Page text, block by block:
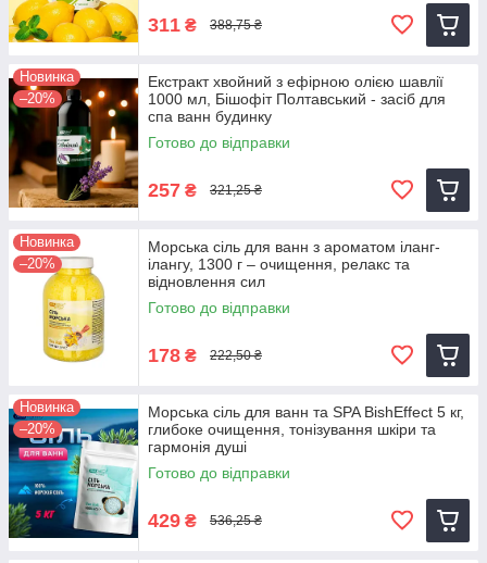
311 ₴ 388,75 ₴
Новинка
–20%
Екстракт хвойний з ефірною олією шавлії
1000 мл, Бішофіт Полтавський - засіб для
спа ванн будинку
Готово до відправки
257 ₴ 321,25 ₴
Новинка
–20%
Морська сіль для ванн з ароматом іланг-
ілангу, 1300 г – очищення, релакс та
відновлення сил
Готово до відправки
178 ₴ 222,50 ₴
Новинка
–20%
Морська сіль для ванн та SPA BishEffect 5 кг,
глибоке очищення, тонізування шкіри та
гармонія душі
Готово до відправки
429 ₴ 536,25 ₴